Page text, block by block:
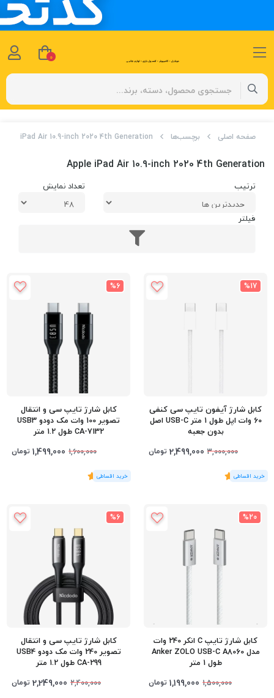
صفحه اصلی برچسب‌ها iPad Air 10.9-inch 2020 4th Generation
Apple iPad Air 10.9-inch 2020 4th Generation
ترتیب تعداد نمایش
فیلتر
%17
کابل شارژ آیفون تایپ سی کنفی
60 وات اپل طول 1 متر USB-C اصل
بدون جعبه
3,000,000
2,499,000 تومان
(1رای)
5
%6
کابل شارژ تایپ سی و انتقال
تصویر 100 وات مک دودو USB3
CA-7132 طول 1.2 متر
1,600,000
1,499,000 تومان
(1رای)
5
%20
کابل شارژ تایپ C انکر 240 وات
مدل Anker ZOLO USB-C A8060
طول 1 متر
1,500,000
1,199,000 تومان
%6
کابل شارژ تایپ سی و انتقال
تصویر 240 وات مک دودو USB4
CA-299 طول 1.2 متر
2,400,000
2,249,000 تومان
0